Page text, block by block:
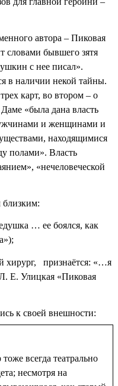
автора – Пиковая
словами бывшего зятя
с нее писал».
в наличии некой тайны.
карт, во втором – о
«была дана власть
и женщинами и
находящимися
полами». Власть
«нечеловеческой
… ее боялся, как
хирург, признаётся: «…я
Е. Улицкая «Пиковая
к своей внешности:
всегда театрально
несмотря на